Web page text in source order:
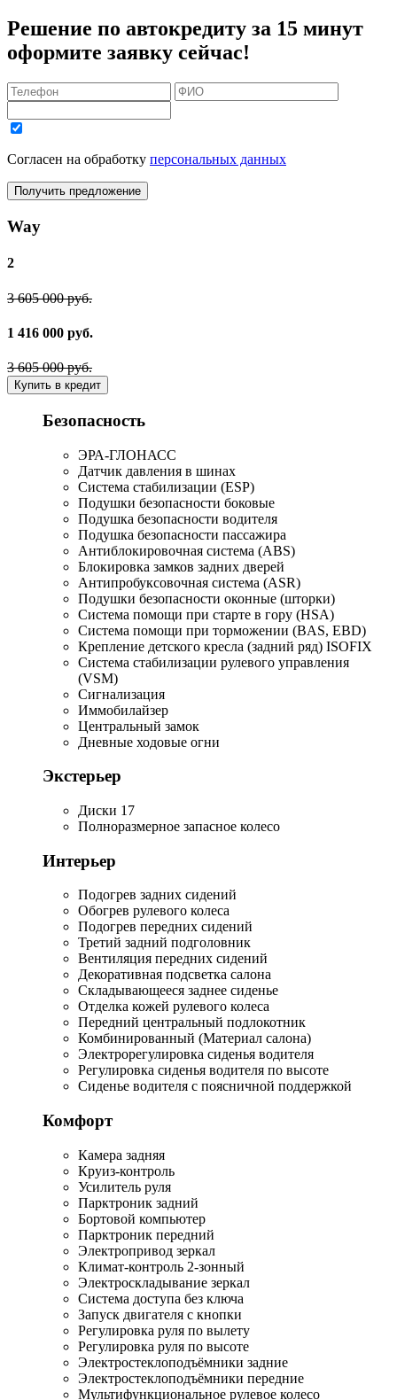
Решение по автокредиту за 15 минут
оформите заявку сейчас!
Согласен на обработку персональных данных
Получить предложение
Way
2
3 605 000 руб.
1 416 000 руб.
3 605 000 руб.
Купить в кредит
Безопасность
ЭРА-ГЛОНАСС
Датчик давления в шинах
Система стабилизации (ESP)
Подушки безопасности боковые
Подушка безопасности водителя
Подушка безопасности пассажира
Антиблокировочная система (ABS)
Блокировка замков задних дверей
Антипробуксовочная система (ASR)
Подушки безопасности оконные (шторки)
Система помощи при старте в гору (HSA)
Система помощи при торможении (BAS, EBD)
Крепление детского кресла (задний ряд) ISOFIX
Система стабилизации рулевого управления
(VSM)
Сигнализация
Иммобилайзер
Центральный замок
Дневные ходовые огни
Экстерьер
Диски 17
Полноразмерное запасное колесо
Интерьер
Подогрев задних сидений
Обогрев рулевого колеса
Подогрев передних сидений
Третий задний подголовник
Вентиляция передних сидений
Декоративная подсветка салона
Складывающееся заднее сиденье
Отделка кожей рулевого колеса
Передний центральный подлокотник
Комбинированный (Материал салона)
Электрорегулировка сиденья водителя
Регулировка сиденья водителя по высоте
Сиденье водителя с поясничной поддержкой
Комфорт
Камера задняя
Круиз-контроль
Усилитель руля
Парктроник задний
Бортовой компьютер
Парктроник передний
Электропривод зеркал
Климат-контроль 2-зонный
Электроскладывание зеркал
Система доступа без ключа
Запуск двигателя с кнопки
Регулировка руля по вылету
Регулировка руля по высоте
Электростеклоподъёмники задние
Электростеклоподъёмники передние
Мультифункциональное рулевое колесо